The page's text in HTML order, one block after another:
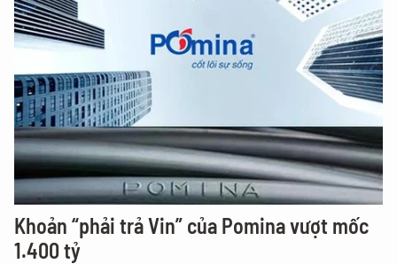
Khoản “phải trả Vin” của Pomina vượt mốc
1.400 tỷ